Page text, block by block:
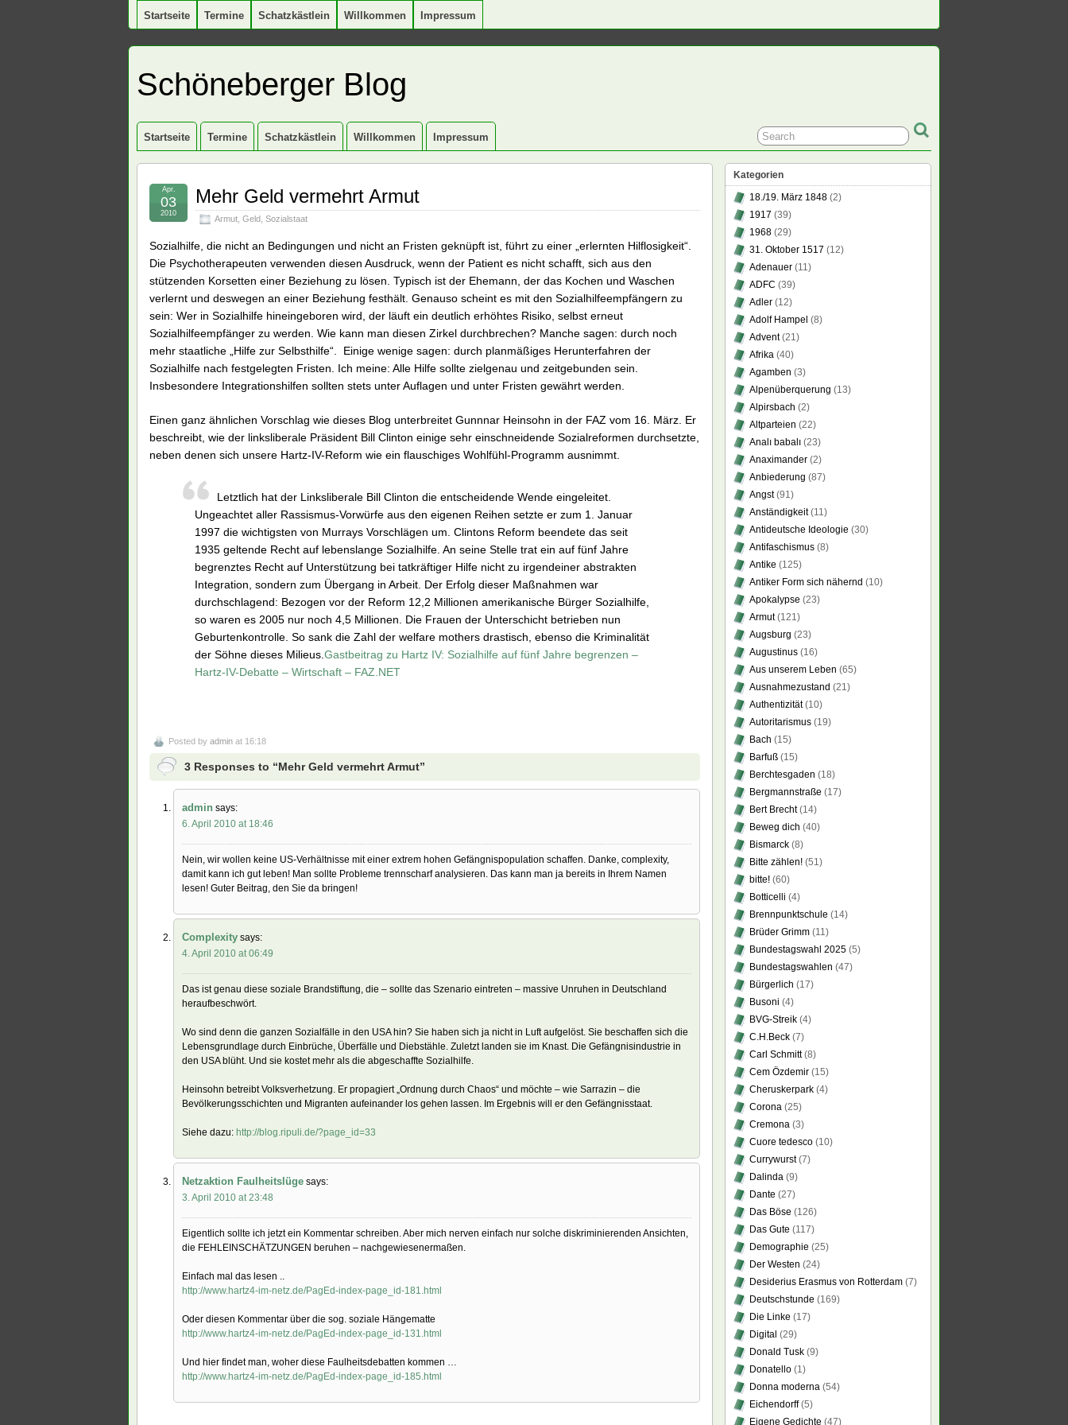
Startseite Termine Schatzkästlein Willkommen Impressum
Schöneberger Blog
Startseite Termine Schatzkästlein Willkommen Impressum
Mehr Geld vermehrt Armut
Armut Geld Sozialstaat
Apr.
03
2010
Sozialhilfe, die nicht an Bedingungen und nicht an Fristen geknüpft ist, führt zu einer „erlernten Hilflosigkeit“.
Die Psychotherapeuten verwenden diesen Ausdruck, wenn der Patient es nicht schafft, sich aus den
stützenden Korsetten einer Beziehung zu lösen. Typisch ist der Ehemann, der das Kochen und Waschen
verlernt und deswegen an einer Beziehung festhält. Genauso scheint es mit den Sozialhilfeempfängern zu
sein: Wer in Sozialhilfe hineingeboren wird, der läuft ein deutlich erhöhtes Risiko, selbst erneut
Sozialhilfeempfänger zu werden. Wie kann man diesen Zirkel durchbrechen? Manche sagen: durch noch
mehr staatliche „Hilfe zur Selbsthilfe“. Einige wenige sagen: durch planmäßiges Herunterfahren der
Sozialhilfe nach festgelegten Fristen. Ich meine: Alle Hilfe sollte zielgenau und zeitgebunden sein.
Insbesondere Integrationshilfen sollten stets unter Auflagen und unter Fristen gewährt werden.
Einen ganz ähnlichen Vorschlag wie dieses Blog unterbreitet Gunnnar Heinsohn in der FAZ vom 16. März. Er
beschreibt, wie der linksliberale Präsident Bill Clinton einige sehr einschneidende Sozialreformen durchsetzte,
neben denen sich unsere Hartz-IV-Reform wie ein flauschiges Wohlfühl-Programm ausnimmt.
Letztlich hat der Linksliberale Bill Clinton die entscheidende Wende eingeleitet.
Ungeachtet aller Rassismus-Vorwürfe aus den eigenen Reihen setzte er zum 1. Januar
1997 die wichtigsten von Murrays Vorschlägen um. Clintons Reform beendete das seit
1935 geltende Recht auf lebenslange Sozialhilfe. An seine Stelle trat ein auf fünf Jahre
begrenztes Recht auf Unterstützung bei tatkräftiger Hilfe nicht zu irgendeiner abstrakten
Integration, sondern zum Übergang in Arbeit. Der Erfolg dieser Maßnahmen war
durchschlagend: Bezogen vor der Reform 12,2 Millionen amerikanische Bürger Sozialhilfe,
so waren es 2005 nur noch 4,5 Millionen. Die Frauen der Unterschicht betrieben nun
Geburtenkontrolle. So sank die Zahl der welfare mothers drastisch, ebenso die Kriminalität
der Söhne dieses Milieus. Gastbeitrag zu Hartz IV: Sozialhilfe auf fünf Jahre begrenzen –
Hartz-IV-Debatte – Wirtschaft – FAZ.NET
Posted by admin at 16:18
3 Responses to “Mehr Geld vermehrt Armut”
admin says:
6. April 2010 at 18:46
Nein, wir wollen keine US-Verhältnisse mit einer extrem hohen Gefängnispopulation schaffen. Danke, complexity,
damit kann ich gut leben! Man sollte Probleme trennscharf analysieren. Das kann man ja bereits in Ihrem Namen
lesen! Guter Beitrag, den Sie da bringen!
Complexity says:
4. April 2010 at 06:49
Das ist genau diese soziale Brandstiftung, die – sollte das Szenario eintreten – massive Unruhen in Deutschland
heraufbeschwört.
Wo sind denn die ganzen Sozialfälle in den USA hin? Sie haben sich ja nicht in Luft aufgelöst. Sie beschaffen sich die
Lebensgrundlage durch Einbrüche, Überfälle und Diebstähle. Zuletzt landen sie im Knast. Die Gefängnisindustrie in
den USA blüht. Und sie kostet mehr als die abgeschaffte Sozialhilfe.
Heinsohn betreibt Volksverhetzung. Er propagiert „Ordnung durch Chaos“ und möchte – wie Sarrazin – die
Bevölkerungsschichten und Migranten aufeinander los gehen lassen. Im Ergebnis will er den Gefängnisstaat.
Siehe dazu: http://blog.ripuli.de/?page_id=33
Netzaktion Faulheitslüge says:
3. April 2010 at 23:48
Eigentlich sollte ich jetzt ein Kommentar schreiben. Aber mich nerven einfach nur solche diskriminierenden Ansichten,
die FEHLEINSCHÄTZUNGEN beruhen – nachgewiesenermaßen.
Einfach mal das lesen ..
http://www.hartz4-im-netz.de/PagEd-index-page_id-181.html
Oder diesen Kommentar über die sog. soziale Hängematte
http://www.hartz4-im-netz.de/PagEd-index-page_id-131.html
Und hier findet man, woher diese Faulheitsdebatten kommen …
http://www.hartz4-im-netz.de/PagEd-index-page_id-185.html
Kategorien
18./19. März 1848 (2)
1917 (39)
1968 (29)
31. Oktober 1517 (12)
Adenauer (11)
ADFC (39)
Adler (12)
Adolf Hampel (8)
Advent(21)
Afrika (40)
Agamben (3)
Alpenüberquerung (13)
Alpirsbach (2)
Altparteien (22)
Analı babalı (23)
Anaximander (2)
Anbiederung (87)
Angst(91)
Anständigkeit(11)
Antideutsche Ideologie (30)
Antifaschismus (8)
Antike (125)
Antiker Form sich nähernd (10)
Apokalypse (23)
Armut(121)
Augsburg (23)
Augustinus (16)
Aus unserem Leben (65)
Ausnahmezustand (21)
Authentizität(10)
Autoritarismus (19)
Bach (15)
Barfuß (15)
Berchtesgaden (18)
Bergmannstraße (17)
Bert Brecht(14)
Beweg dich (40)
Bismarck (8)
Bitte zählen! (51)
bitte! (60)
Botticelli (4)
Brennpunktschule (14)
Brüder Grimm (11)
Bundestagswahl 2025 (5)
Bundestagswahlen (47)
Bürgerlich (17)
Busoni (4)
BVG-Streik (4)
C.H.Beck (7)
Carl Schmitt(8)
Cem Özdemir (15)
Cheruskerpark (4)
Corona (25)
Cremona (3)
Cuore tedesco (10)
Currywurst(7)
Dalinda (9)
Dante (27)
Das Böse (126)
Das Gute (117)
Demographie (25)
Der Westen (24)
Desiderius Erasmus von Rotterdam (7)
Deutschstunde (169)
Die Linke (17)
Digital (29)
Donald Tusk (9)
Donatello (1)
Donna moderna (54)
Eichendorff(5)
Eigene Gedichte (47)